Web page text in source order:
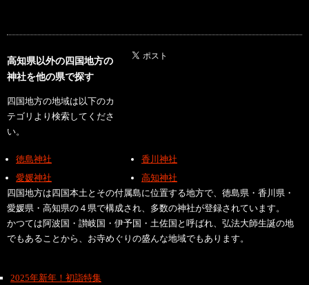
高知県以外の四国地方の
神社を他の県で探す
四国地方の地域は以下のカ
テゴリより検索してくださ
い。
徳島神社
香川神社
愛媛神社
高知神社
四国地方は四国本土とその付属島に位置する地方で、徳島県・香川県・
愛媛県・高知県の４県で構成され、多数の神社が登録されています。
かつては阿波国・讃岐国・伊予国・土佐国と呼ばれ、弘法大師生誕の地
でもあることから、お寺めぐりの盛んな地域でもあります。
2025年新年！初詣特集